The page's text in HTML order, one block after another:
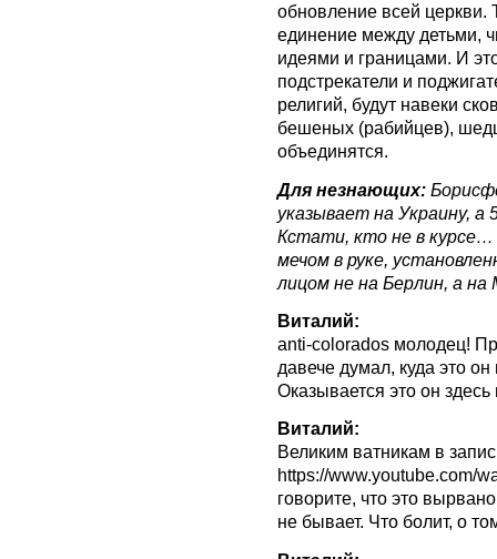
обновление всей церкви.
единение между детьми,
идеями и границами. И
подстрекатели и
религий, будут навеки
бешеных (рабийцев),
объединятся.
Для незнающих:
указывает на Украину, а
Кстати, кто не в
мечом в руке,
лицом не на Берлин, а на
Виталий:
anti-colorados молодец!
давече думал, куда это
Оказывается это он здесь
Виталий:
Великим ватникам в
https://www.youtube.com/
говорите, что это
не бывает. Что болит, о